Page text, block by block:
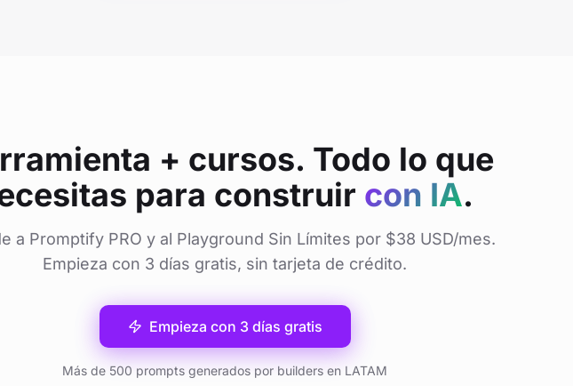
+ cursos. Todo lo que
para construir con IA.
a Promptify PRO y al Playground Sin Límites por $38 USD/mes.
Empieza con 3 días gratis, sin tarjeta de crédito.
Empieza con 3 días gratis
Más de 500 prompts generados por builders en LATAM